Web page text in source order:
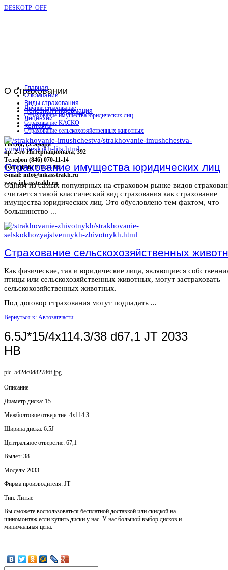
DESKOTP_OFF
О страховании
Личное страхование
Страхование имущества юридических лиц
Страхование КАСКО
Страхование сельскохозяйственных животных
Россия, г.Самара
пр. 2-го Интернационала, 392
Телефон (846) 070-11-14
Факс (846) 070-23-96
e-mail: info@inkasstrakh.ru
www.inkasstrakh.ru
Главная
О компании
Виды страхования
Полезная информация
Лицензии
Контакты
Страхование имущества юридических лиц
Одним из самых популярных на страховом рынке видов
считается такой классический вид страхования как страхование
имущества юридических лиц. Это обусловлено тем фактом, что
большинство ...
Страхование сельскохозяйственных
Как физические, так и юридические лица, являющиеся
птицы или сельскохозяйственных животных, могут застраховать
сельскохозяйственных животных.
Под договор страхования могут подпадать ...
Вернуться к: Автозапчасти
6.5J*15/4x114.3/38 d67,1 JT 2033
HB
pic_542dc0d82786f.jpg
Описание
Диаметр диска: 15
Mежболтовое отверстие: 4x114.3
Ширина диска: 6.5J
Центральное отверстие: 67,1
Вылет: 38
Модель: 2033
Фирма производителя: JT
Тип: Литые
Вы сможете воспользоваться бесплатной доставкой или скидкой на
шиномонтаж если купить диски у нас. У нас большой выбор дисков и
минимальная цена.